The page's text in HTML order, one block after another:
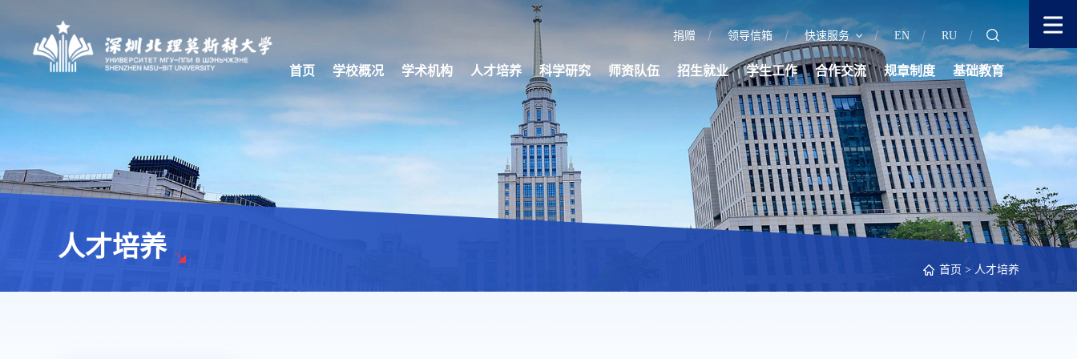
捐赠 领导信箱 快速服务 EN RU
首页 学校概况 学术机构 人才培养 科学研究 师资队伍 招生就业 学生工作 合作交流 规章制度 基础教育
人才培养
首页 > 人才培养